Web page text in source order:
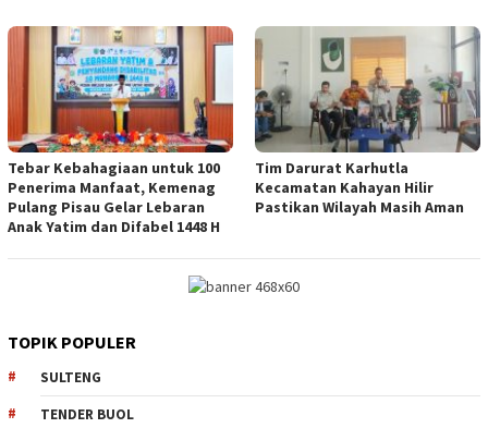
Tebar Kebahagiaan untuk 100
Penerima Manfaat, Kemenag
Pulang Pisau Gelar Lebaran
Anak Yatim dan Difabel 1448 H
Tim Darurat Karhutla
Kecamatan Kahayan Hilir
Pastikan Wilayah Masih Aman
TOPIK POPULER
SULTENG
TENDER BUOL